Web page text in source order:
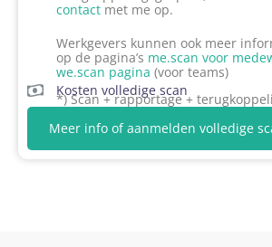
contact met me op.
Werkgevers kunnen ook meer
op de pagina’s me.scan voor
we.scan pagina (voor teams)
Kosten volledige scan
*) Scan + rapportage +
Meer info of aanmelden volledige